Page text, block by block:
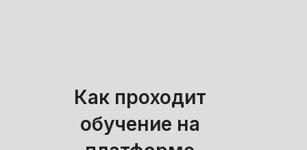
Как проходит
обучение на